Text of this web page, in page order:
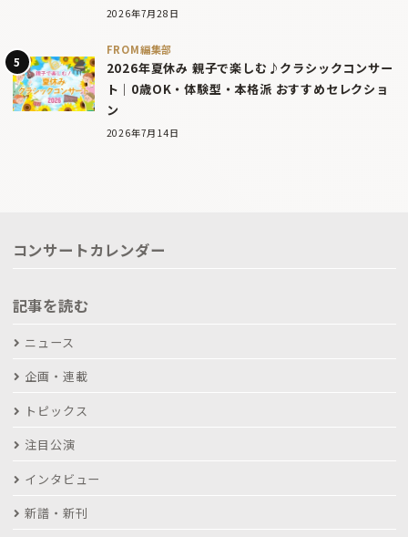
2026年7月28日
FROM編集部
2026年夏休み 親子で楽しむ♪クラシックコンサー
ト｜0歳OK・体験型・本格派 おすすめセレクショ
ン
2026年7月14日
コンサートカレンダー
記事を読む
ニュース
企画・連載
トピックス
注目公演
インタビュー
新譜・新刊